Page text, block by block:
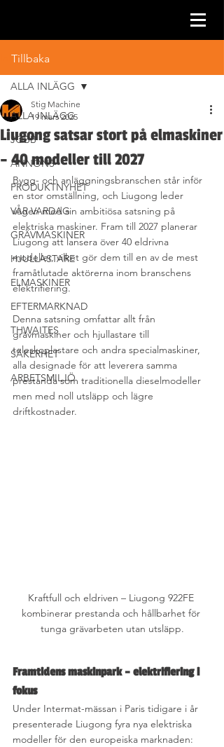
Inlägg
ALLA INLÄGG
JOBB
ANNONS
PRODUKTNYHET
VÅR VARDAG
GRÄVMASKINER
HJULLASTARE
ELMASKINER
EFTERMARKNAD
THWAITES
SÄKERHET
ARBETSMILJÖ
ALLA INLÄGG
Liugong satsar stort på elmaskiner
– 40 modeller till 2027
Stig Machine
19 mars 2025
Bygg- och anläggningsbranschen står inför
en stor omställning, och Liugong leder
vägen med sin ambitiösa satsning på
elektriska maskiner. Fram till 2027 planerar
Liugong att lansera över 40 eldrivna
modeller, vilket gör dem till en av de mest
framåtlutade aktörerna inom branschens
elektrifiering.
Denna satsning omfattar allt från
grävmaskiner och hjullastare till
teleskoplastare och andra specialmaskiner,
alla designade för att leverera samma
prestanda som traditionella dieselmodeller
men med noll utsläpp och lägre
driftkostnader.
Kraftfull och eldriven – Liugong 922FE
kombinerar prestanda och hållbarhet för
tunga grävarbeten utan utsläpp.
Framtidens maskinpark – elektrifiering i
fokus
Under Intermat-mässan i Paris tidigare i år
presenterade Liugong fyra nya elektriska
modeller för den europeiska marknaden:
Tillbaka